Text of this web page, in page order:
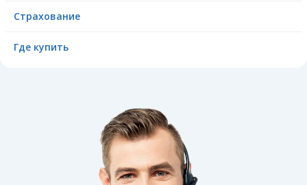
Страхование
Где купить